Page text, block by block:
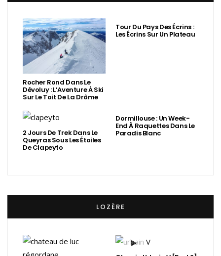
Rocher Rond Dans Le
Dévoluy : L’Aventure À Ski
Sur Le Toit De La Drôme
Tour Du Pays Des Écrins :
Les Écrins Sur Un Plateau
2 Jours De Trek Dans Le
Queyras Sous Les Étoiles
De Clapeyto
Dormillouse : Un Week-
End À Raquettes Dans Le
Paradis Blanc
LOZÈRE